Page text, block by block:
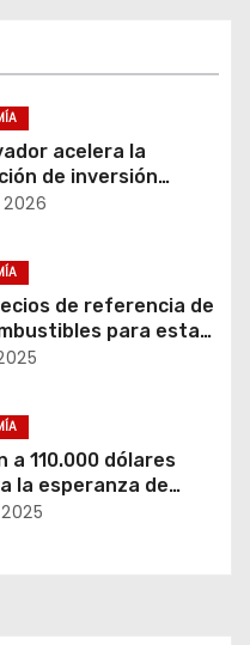
acelera la
de inversión
mediante
de referencia de
para esta
en El Salvador.
a 110.000 dólares
la esperanza de